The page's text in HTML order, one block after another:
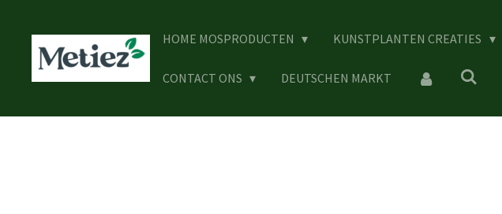
direct
HOME MOSPRODUCTEN KUNSTPLANTEN CREATIES
CONTACT ONS DEUTSCHEN MARKT